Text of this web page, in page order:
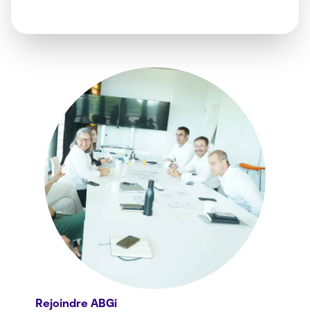
Rejoindre ABGi